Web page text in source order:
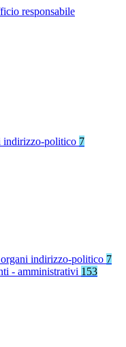
responsabile
indirizzo-politico 7
indirizzo-politico 7
- amministrativi 153